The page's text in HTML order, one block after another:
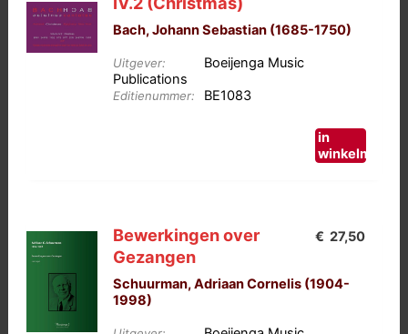
Bach, Johann Sebastian (1685-1750)
Uitgever:
Boeijenga Music
Publications
Editienummer: BE1083
in
winkelmand
Bewerkingen over
Gezangen
Schuurman, Adriaan Cornelis (1904-
1998)
€ 27,50